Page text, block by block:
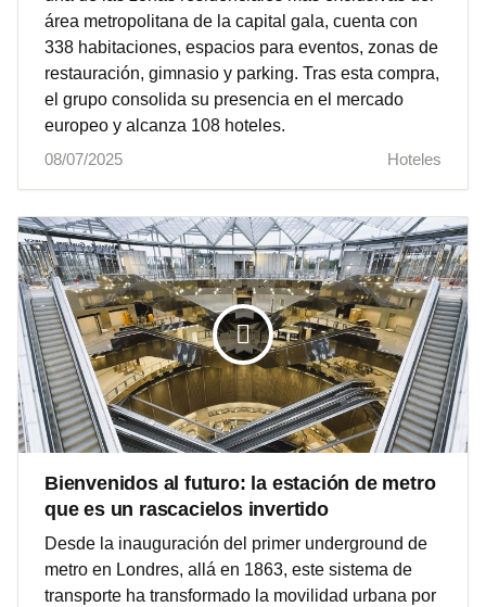
área metropolitana de la capital gala, cuenta con
338 habitaciones, espacios para eventos, zonas de
restauración, gimnasio y parking. Tras esta compra,
el grupo consolida su presencia en el mercado
europeo y alcanza 108 hoteles.
08/07/2025
Hoteles
Bienvenidos al futuro: la estación de metro
que es un rascacielos invertido
Desde la inauguración del primer underground de
metro en Londres, allá en 1863, este sistema de
transporte ha transformado la movilidad urbana por